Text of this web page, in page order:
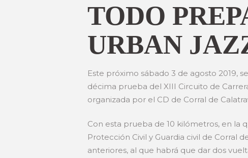
TODO
URBAN
Este próximo sábado 3 de agosto 2019,
décima prueba del XIII Circuito de
organizada por el CD de Corral de
Con esta prueba de 10 kilómetros, en la
Protección Civil y Guardia civil de Corral
anteriores, al que habrá que dar dos